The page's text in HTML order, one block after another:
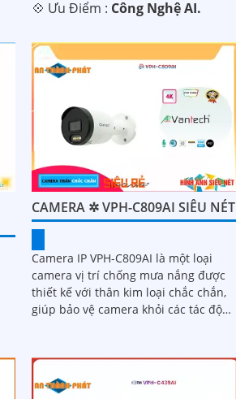
️💠 Ưu Điểm : Công Nghệ AI.
CAMERA ✲ VPH-C809AI SIÊU NÉT
Camera IP VPH-C809AI là một loại
camera vị trí chống mưa nắng được
thiết kế với thân kim loại chắc chắn,
giúp bảo vệ camera khỏi các tác động